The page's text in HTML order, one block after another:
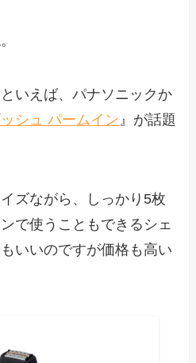
いえば、パナソニックか
シュ パームイン』が話題
ズながら、しっかり5枚
で使うこともできるシェ
いいのですが価格も高い